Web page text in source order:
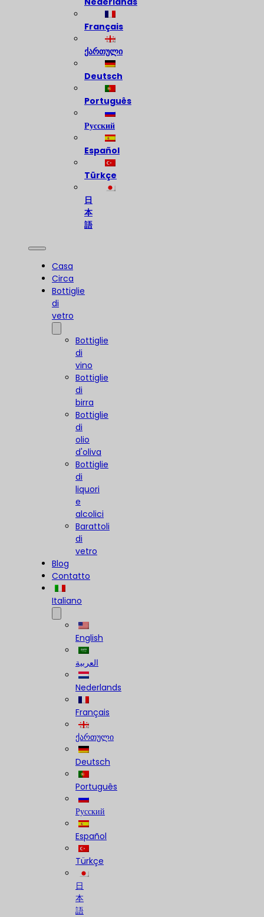
Français
ქართული
Deutsch
Português
Русский
Español
Türkçe
日
本
語
Casa
Circa
Bottiglie
di
vetro
Bottiglie
di
vino
Bottiglie
di
birra
Bottiglie
di
olio
d'oliva
Bottiglie
di
liquori
e
alcolici
Barattoli
di
vetro
Blog
Contatto
Italiano
English
العربية
Nederlands
Français
ქართული
Deutsch
Português
Русский
Español
Türkçe
日
本
語